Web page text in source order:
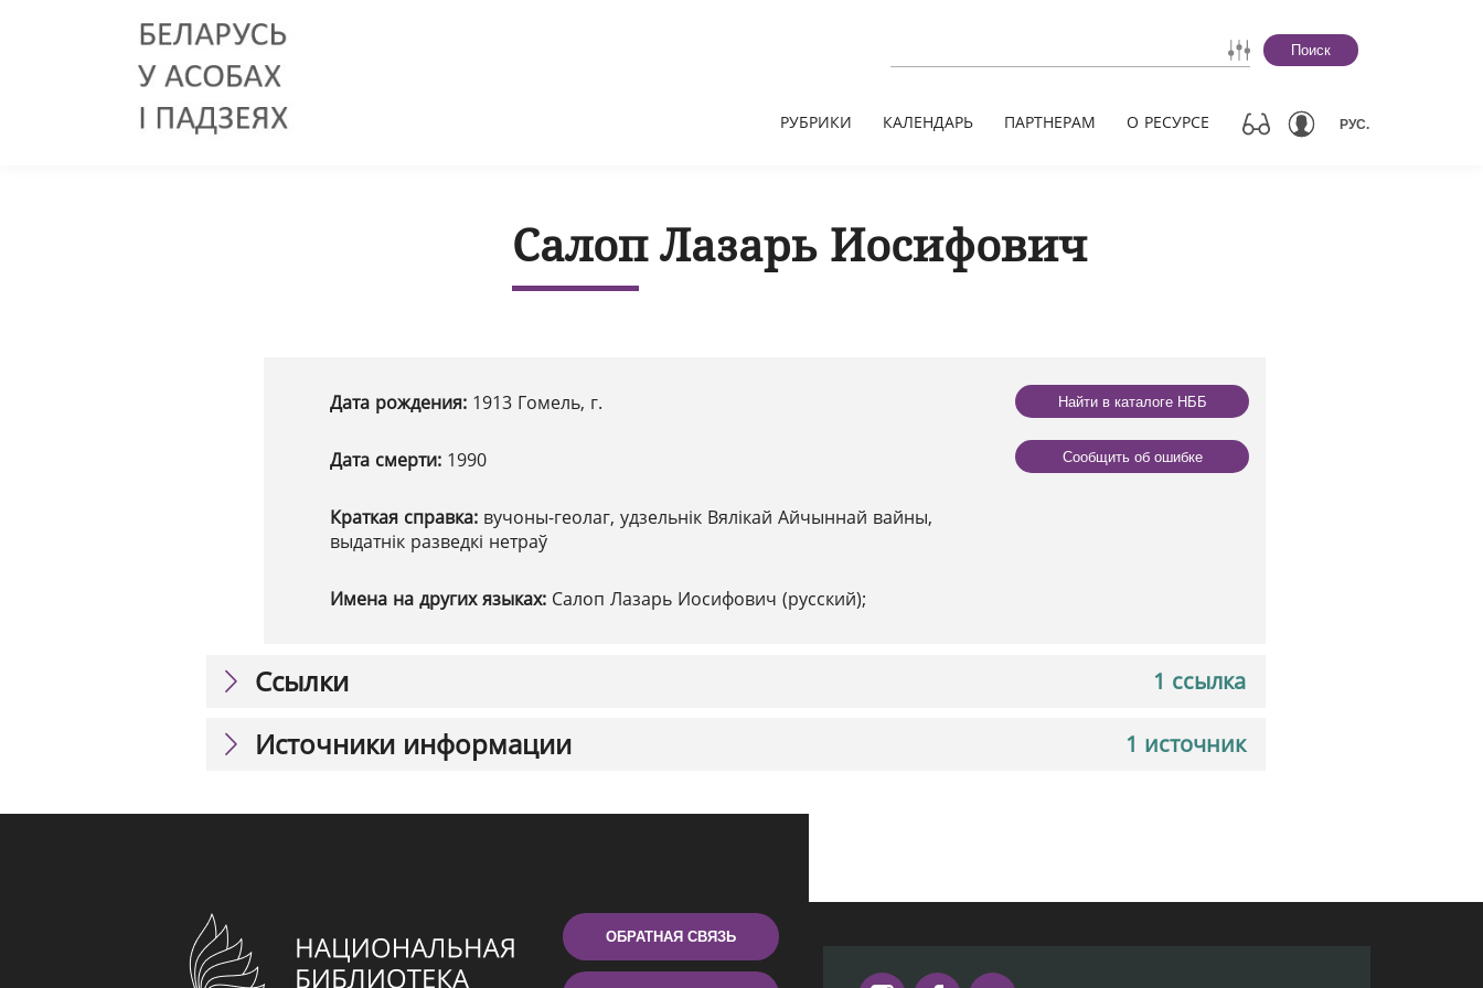
Поиск
РУБРИКИ КАЛЕНДАРЬ ПАРТНЕРАМ О РЕСУРСЕ РУС.
Салоп Лазарь Иосифович
Дата рождения: 1913 Гомель, г.
Дата смерти: 1990
Краткая справка: вучоны-геолаг, удзельнік Вялікай Айчыннай вайны,
выдатнік разведкі нетраў
Имена на других языках: Салоп Лазарь Иосифович (русский);
Найти в каталоге НББ
Сообщить об ошибке
1 ссылка
Ссылки
1 источник
Источники информации
ОБРАТНАЯ СВЯЗЬ